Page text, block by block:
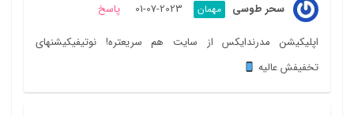
سحر طوسی مهمان 2023-07-01 پاسخ
اپلیکیشن مدرندایکس از سایت هم سریعتره! نوتیفیکیشنهای
تخفیفش عالیه